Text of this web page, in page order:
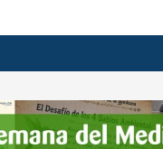
y logros que han
el curso 2025-2026. Ha